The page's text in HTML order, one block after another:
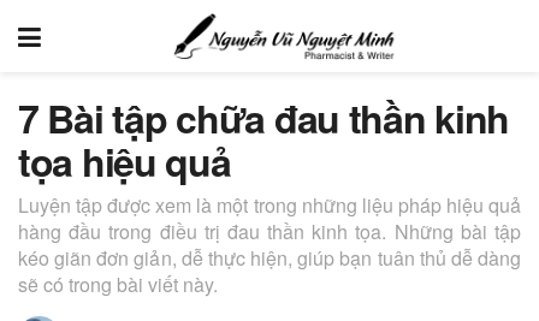
7 Bài tập chữa đau thần kinh
tọa hiệu quả
Luyện tập được xem là một trong những liệu pháp hiệu quả
hàng đầu trong điều trị đau thần kinh tọa. Những bài tập
kéo giãn đơn giản, dễ thực hiện, giúp bạn tuân thủ dễ dàng
sẽ có trong bài viết này.